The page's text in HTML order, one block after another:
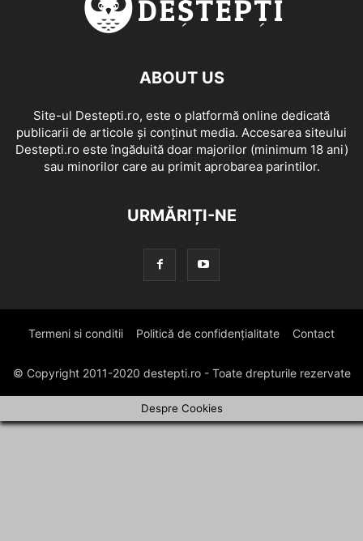
ABOUT US
Site-ul Destepti.ro, este o platformă online dedicată
publicarii de articole și conținut media. Accesarea siteului
Destepti.ro este îngăduită doar majorilor (minimum 18 ani)
sau minorilor care au primit aprobarea parintilor.
URMĂRIȚI-NE
Termeni si conditii Politică de confidențialitate Contact
© Copyright 2011-2020 destepti.ro - Toate drepturile rezervate
Despre Cookies